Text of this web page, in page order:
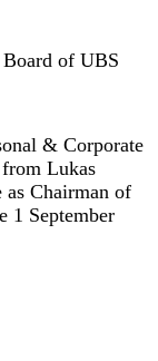
of UBS
& Corporate
Lukas
as Chairman of
1 September